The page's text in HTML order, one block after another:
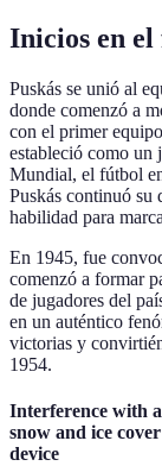
Inicios en el
Puskás se unió al
donde comenzó a
con el primer
estableció como un
Mundial, el fútbol
Puskás continuó su
habilidad para
En 1945, fue
comenzó a formar
de jugadores del
en un auténtico
victorias y
1954.
Interference with
snow and ice
device